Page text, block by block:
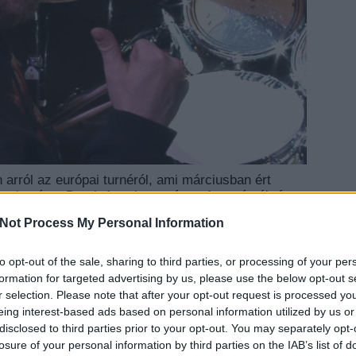
Process My Personal Information
opt-out of the sale, sharing to third parties, or processing of your
for targeted advertising by us, please use the below opt-out
selection. Please note that after your opt-out request is processed
interest-based ads based on personal information utilized by us
to third parties prior to your opt-out. You may separately
of your personal information by third parties on the IAB’s list of
az európai turnéról, ami márciusban ért
és a Death Angel vett részt. A turnéstáb úgy
a koronavírust. A napokban viszont már
most pedig jött ezek közül a legjobb:
túl van a nehezén. Őt úgy ledöntötte a lábáról a
kómában, lélegeztetőgépen. Most viszont már
az orvosok sem adtak neki sokat, két liter
de már jobban van. Köszöni a rengeteg
olyanokkal beszélgetnie, akik úgy gondolták, hogy
hogy még Jay Jay Frenchtől, a
aki az egyik gyerekkori hőse, és akivel
EZT